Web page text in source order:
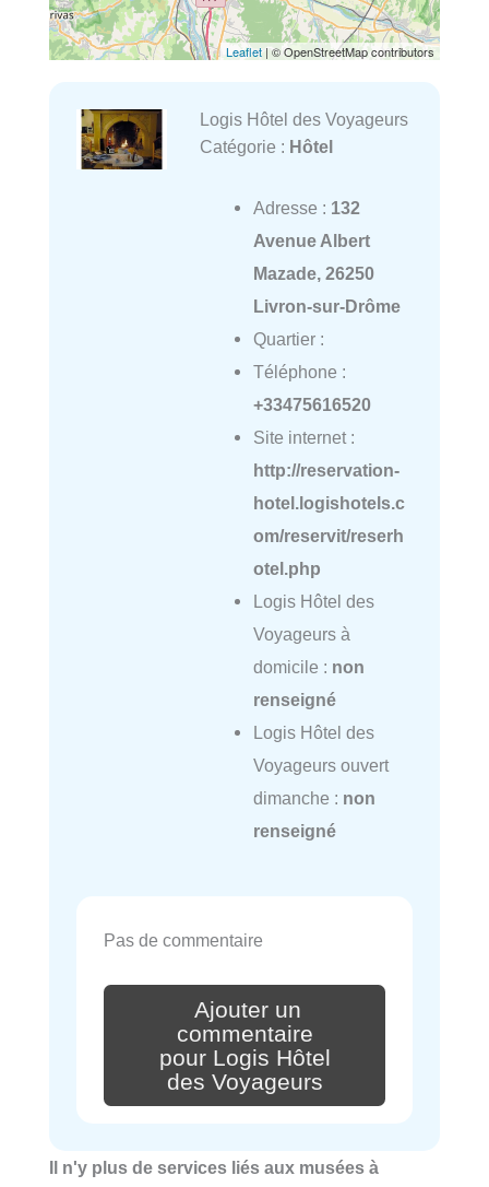
Leaflet | © OpenStreetMap contributors
Logis Hôtel des Voyageurs
Catégorie : Hôtel
Adresse : 132
Avenue Albert
Mazade, 26250
Livron-sur-Drôme
Quartier :
Téléphone :
+33475616520
Site internet :
http://reservation-
hotel.logishotels.c
om/reservit/reserh
otel.php
Logis Hôtel des
Voyageurs à
domicile : non
renseigné
Logis Hôtel des
Voyageurs ouvert
dimanche : non
renseigné
Pas de commentaire
Ajouter un
commentaire
pour Logis Hôtel
des Voyageurs
Il n'y plus de services liés aux musées à